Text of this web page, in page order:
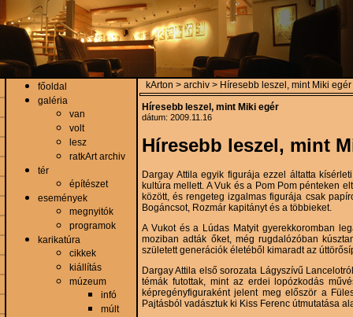
főoldal
galéria
van
volt
lesz
ratkArt archiv
tér
építészet
események
megnyitók
programok
karikatúra
cikkek
kiállítás
múzeum
infó
múlt
kArton > archiv > Híresebb leszel, mint Miki egér
Híresebb leszel, mint Miki egér
dátum: 2009.11.16
Híresebb leszel, mint
Dargay Attila egyik figurája ezzel áltatta
kultúra mellett. A Vuk és a Pom Pom pénteken
között, és rengeteg izgalmas figurája csak
Bogáncsot, Rozmár kapitányt és a többieket.
A Vukot és a Lúdas Matyit gyerekkoromban
moziban adták őket, még rugdalózóban
született generációk életéből kimaradt az
Dargay Attila első sorozata Lágyszívű
témák futottak, mint az erdei lopózkodás
képregényfiguraként jelent meg először a
Pajtásból vadásztuk ki Kiss Ferenc útmutatása